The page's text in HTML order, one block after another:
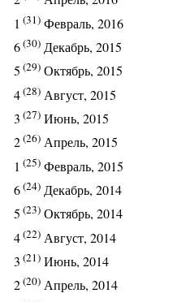
1 (31) Февраль, 2016
6(30) Декабрь, 2015
5 (29) Октябрь, 2015
4(28) Август, 2015
3 (27) Июнь, 2015
2(26) Апрель, 2015
1 (25) Февраль, 2015
6(24) Декабрь, 2014
5 (23) Октябрь, 2014
4(22) Август, 2014
3 (21) Июнь, 2014
2(20) Апрель, 2014